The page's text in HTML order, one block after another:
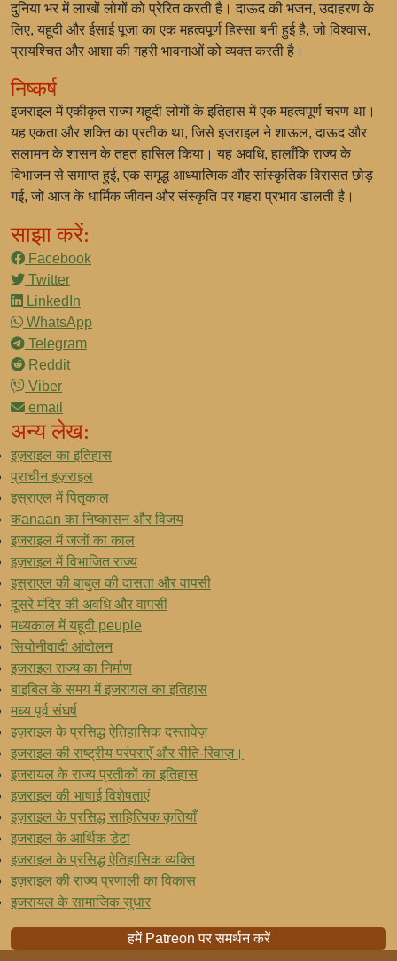
दुनिया भर में लाखों लोगों को प्रेरित करती है। दाऊद की भजन, उदाहरण के
लिए, यहूदी और ईसाई पूजा का एक महत्वपूर्ण हिस्सा बनी हुई है, जो विश्वास,
प्रायश्चित और आशा की गहरी भावनाओं को व्यक्त करती है।
निष्कर्ष
इजराइल में एकीकृत राज्य यहूदी लोगों के इतिहास में एक महत्वपूर्ण चरण था।
यह एकता और शक्ति का प्रतीक था, जिसे इजराइल ने शाऊल, दाऊद और
सलामन के शासन के तहत हासिल किया। यह अवधि, हालाँकि राज्य के
विभाजन से समाप्त हुई, एक समृद्ध आध्यात्मिक और सांस्कृतिक विरासत छोड़
गई, जो आज के धार्मिक जीवन और संस्कृति पर गहरा प्रभाव डालती है।
साझा करें:
Facebook
Twitter
LinkedIn
WhatsApp
Telegram
Reddit
Viber
email
अन्य लेख:
इज़राइल का इतिहास
प्राचीन इज़राइल
इस्राएल में पितृकाल
कanaan का निष्कासन और विजय
इजराइल में जजों का काल
इज़राइल में विभाजित राज्य
इस्राएल की बाबुल की दासता और वापसी
दूसरे मंदिर की अवधि और वापसी
मध्यकाल में यहूदी peuple
सियोनीवादी आंदोलन
इजराइल राज्य का निर्माण
बाइबिल के समय में इजरायल का इतिहास
मध्य पूर्व संघर्ष
इज़राइल के प्रसिद्ध ऐतिहासिक दस्तावेज़
इजराइल की राष्ट्रीय परंपराएँ और रीति-रिवाज़।
इजरायल के राज्य प्रतीकों का इतिहास
इजराइल की भाषाई विशेषताएं
इज़राइल के प्रसिद्ध साहित्यिक कृतियाँ
इजराइल के आर्थिक डेटा
इजराइल के प्रसिद्ध ऐतिहासिक व्यक्ति
इज़राइल की राज्य प्रणाली का विकास
इजरायल के सामाजिक सुधार
हमें Patreon पर समर्थन करें